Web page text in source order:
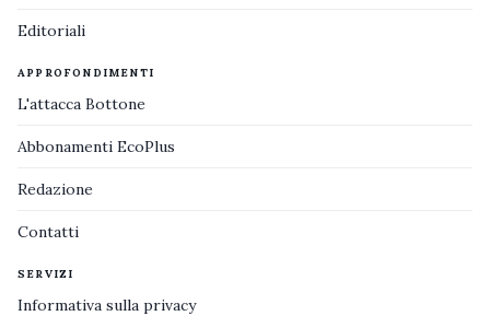
Editoriali
APPROFONDIMENTI
L'attacca Bottone
Abbonamenti EcoPlus
Redazione
Contatti
SERVIZI
Informativa sulla privacy